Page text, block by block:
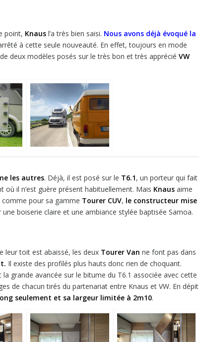
point, Knaus l’a très bien saisi. Nous avons déjà évoqué la
à cette seule nouveauté. En effet, toujours en mode
deux modèles posés sur le très bon et très apprécié VW
les autres. Déjà, il est posé sur le T6.1, un porteur qui fait
où il n’est guère présent habituellement. Mais Knaus aime
pour sa gamme Tourer CUV, le constructeur mise
une boiserie claire et une ambiance stylée baptisée Samoa.
leur toit est abaissé, les deux Tourer Van ne font pas dans
Il existe des profilés plus hauts donc rien de choquant.
la grande avancée sur le bitume du T6.1 associée avec cette
de chacun tirés du partenariat entre Knaus et VW. En dépit
seulement et sa largeur limitée à 2m10.